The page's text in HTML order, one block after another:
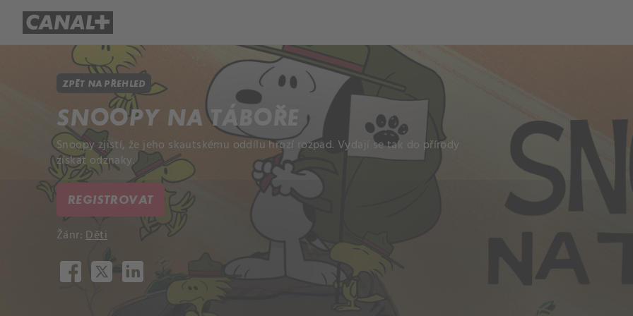
ZPĚT NA PŘEHLED
SNOOPY NA TÁBOŘE
Snoopy zjistí, že jeho skautskému oddílu hrozí rozpad. Vydají se tak do přírody
získat odznaky.
REGISTROVAT
Žánr:Děti